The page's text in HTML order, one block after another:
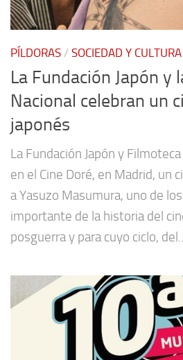
PÍLDORAS / SOCIEDAD Y CULTURA
La Fundación Japón y
Nacional celebran un
japonés
La Fundación Japón y
en el Cine Doré, en Madrid, un
a Yasuzo Masumura, uno de
importante de la historia del
posguerra y para cuyo ciclo,